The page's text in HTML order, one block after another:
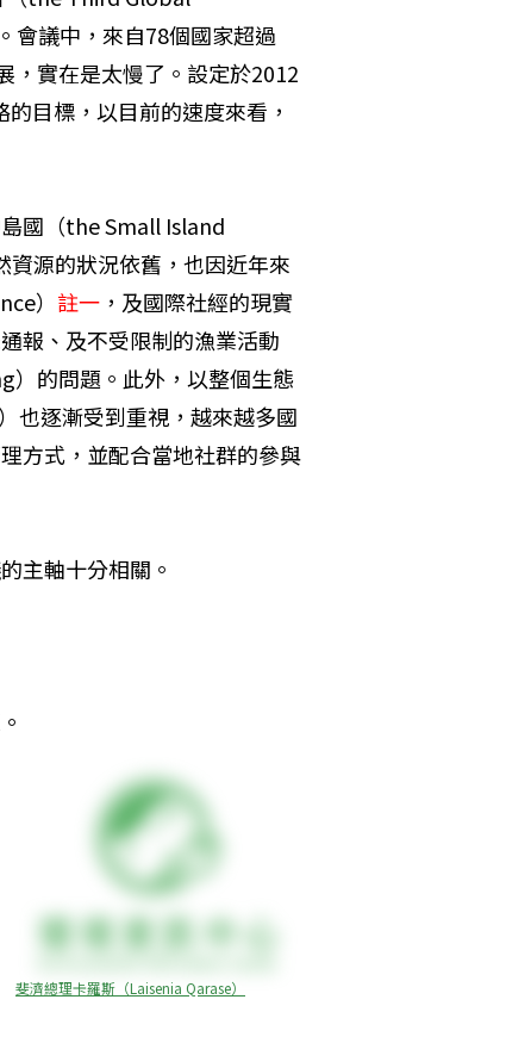
會議中，來自78個國家超過
，實在是太慢了。設定於2012
目標，以目前的速度來看，
國（the Small Island
源的狀況依舊，也因近年來
） 註一 ，及國際社經的現實
報、及不受限制的漁業活動
的問題。此外，以整個生態
也逐漸受到重視，越來越多國
方式，並配合當地社群的參與
主軸十分相關。
斐濟總理卡羅斯（Laisenia Qarase）